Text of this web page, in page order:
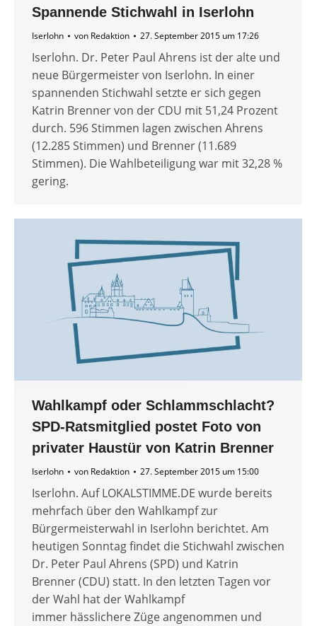
Spannende Stichwahl in Iserlohn
Iserlohn von Redaktion 27. September 2015 um 17:26
Iserlohn. Dr. Peter Paul Ahrens ist der alte und
neue Bürgermeister von Iserlohn. In einer
spannenden Stichwahl setzte er sich gegen
Katrin Brenner von der CDU mit 51,24 Prozent
durch. 596 Stimmen lagen zwischen Ahrens
(12.285 Stimmen) und Brenner (11.689
Stimmen). Die Wahlbeteiligung war mit 32,28 %
gering.
Wahlkampf oder Schlammschlacht?
SPD-Ratsmitglied postet Foto von
privater Haustür von Katrin Brenner
Iserlohn von Redaktion 27. September 2015 um 15:00
Iserlohn. Auf LOKALSTIMME.DE wurde bereits
mehrfach über den Wahlkampf zur
Bürgermeisterwahl in Iserlohn berichtet. Am
heutigen Sonntag findet die Stichwahl zwischen
Dr. Peter Paul Ahrens (SPD) und Katrin
Brenner (CDU) statt. In den letzten Tagen vor
der Wahl hat der Wahlkampf
immer hässlichere Züge angenommen und